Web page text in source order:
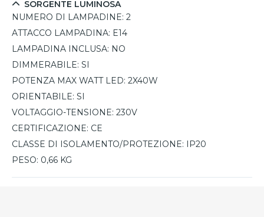
SORGENTE LUMINOSA
NUMERO DI LAMPADINE: 2
ATTACCO LAMPADINA: E14
LAMPADINA INCLUSA: NO
DIMMERABILE: SI
POTENZA MAX WATT LED: 2X40W
ORIENTABILE: SI
VOLTAGGIO-TENSIONE: 230V
CERTIFICAZIONE: CE
CLASSE DI ISOLAMENTO/PROTEZIONE: IP20
PESO: 0,66 KG